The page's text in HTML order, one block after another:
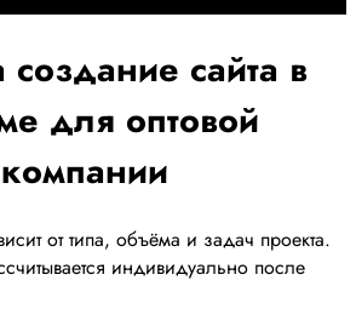
сайта в
для оптовой
компании
от типа, объёма и задач проекта.
индивидуально после